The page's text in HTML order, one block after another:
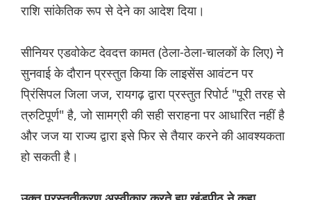
राशि सांकेतिक रूप से देने का आदेश दिया।
सीनियर एडवोकेट देवदत्त कामत (ठेला-ठेला-चालकों के लिए) ने
सुनवाई के दौरान प्रस्तुत किया कि लाइसेंस आवंटन पर
प्रिंसिपल जिला जज, रायगढ़ द्वारा प्रस्तुत रिपोर्ट "पूरी तरह से
त्रुटिपूर्ण" है, जो सामग्री की सही सराहना पर आधारित नहीं है
और जज या राज्य द्वारा इसे फिर से तैयार करने की आवश्यकता
हो सकती है।